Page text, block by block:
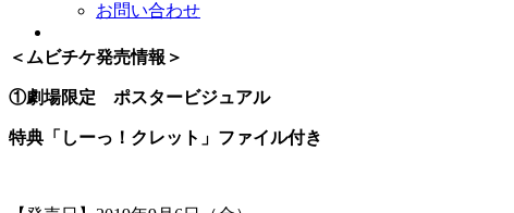
お問い合わせ
＜ムビチケ発売情報＞
①劇場限定 ポスタービジュアル
特典「しーっ！クレット」ファイル付き